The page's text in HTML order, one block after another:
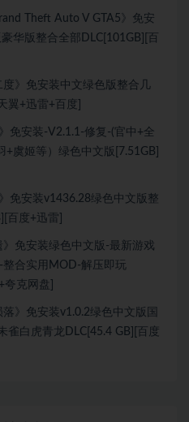
Theft Auto V GTA5》免安
华版整合全部DLC[101GB][百
度》免安装中文绿色版整合几
翼+迅雷+百度]
免安装-V2.1.1-修复-(官中+全
+虞姬等）绿色中文版[7.51GB]
免安装v1436.28绿色中文版整
百度+迅雷]
》免安装绿色中文版-最新游戏
整合实用MOD-解压即玩
夸克网盘]
落》免安装v1.0.2绿色中文版国
雀白虎青龙DLC[45.4 GB][百度